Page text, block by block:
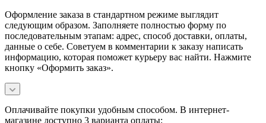
Оформление заказа в стандартном режиме выглядит
следующим образом. Заполняете полностью форму по
последовательным этапам: адрес, способ доставки, оплаты,
данные о себе. Советуем в комментарии к заказу написать
информацию, которая поможет курьеру вас найти. Нажмите
кнопку «Оформить заказ».
Оплачивайте покупки удобным способом. В интернет-
магазине доступно 3 варианта оплаты: